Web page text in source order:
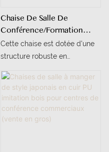
Chaise De Salle De
Conférence/formation
Commerciale En Gros,
Dossier Flexible, Chaise De
Structure Métallique,
Chaise De Salle À Manger
Cette chaise est dotée d'une
structure robuste en
en tissu gris texturé doux,
alliant durabilité et élégance
discrète. Conçue pour les
espaces à fort passage